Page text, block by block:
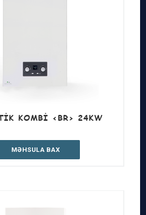
KOMBI <BR> 24KW
MƏHSULA BAX